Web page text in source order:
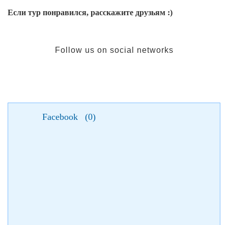
Если тур понравился, расскажите друзьям :)
Follow us on social networks
Facebook (0)